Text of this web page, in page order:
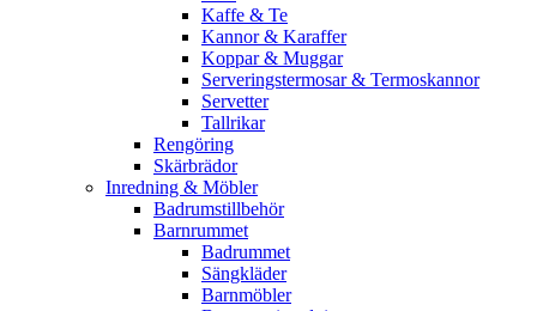
Kaffe & Te
Kannor & Karaffer
Koppar & Muggar
Serveringstermosar & Termoskannor
Servetter
Tallrikar
Rengöring
Skärbrädor
Inredning & Möbler
Badrumstillbehör
Barnrummet
Badrummet
Sängkläder
Barnmöbler